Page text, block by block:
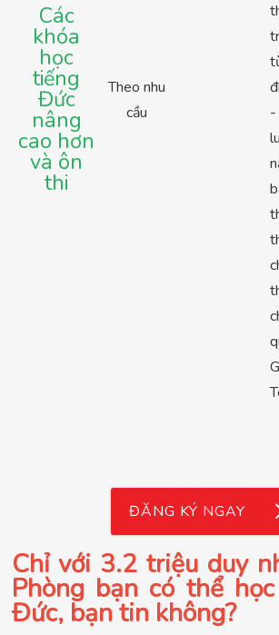
Các
khóa
học
tiếng
Đức
nâng
cao hơn
và ôn
thi
Theo nhu
cầu
ĐĂNG KÝ NGAY
Chỉ với 3.2 triệu duy
Phòng bạn có thể
Đức, bạn tin không?